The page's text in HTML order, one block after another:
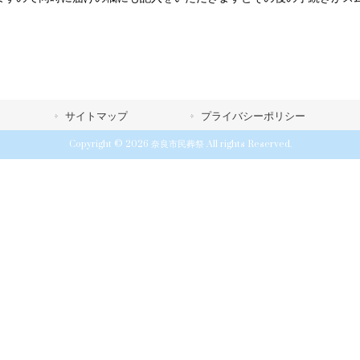
サイトマップ プライバシーポリシー
Copyright © 2026 奈良市民葬祭 All rights Reserved.